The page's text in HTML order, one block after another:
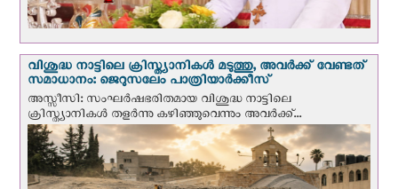
വിശുദ്ധ നാട്ടിലെ ക്രിസ്ത്യാനികൾ മടുത്തു, അവർക്ക് വേണ്ടത്
സമാധാനം: ജെറുസലേം പാത്രിയാര്‍ക്കീസ്
അസ്സീസി: സംഘര്‍ഷഭരിതമായ വിശുദ്ധ നാട്ടിലെ
ക്രിസ്ത്യാനികൾ തളര്‍ന്നു കഴിഞ്ഞുവെന്നും അവർക്ക്...